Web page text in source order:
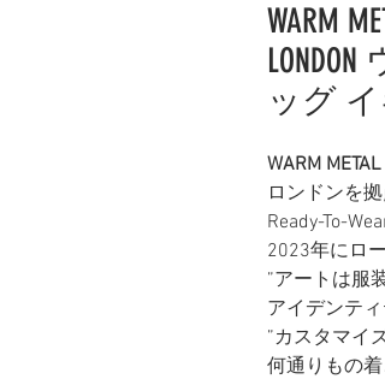
WARM
ッグ
WARM METAL
ロンドンを
Ready-To-
2023年に ロ
”アートは服
アイデンテ
”カスタマイ
何通りもの